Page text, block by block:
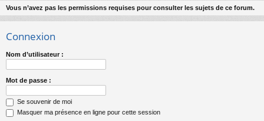
pi
de
s on
e
Vous n’avez pas les permissions requises pour consulter les sujets de ce forum.
Connexion
Nom d’utilisateur :
Mot de passe :
Se souvenir de moi
Masquer ma présence en ligne pour cette session